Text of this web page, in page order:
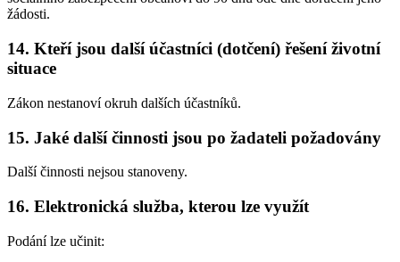
žádosti.
14. Kteří jsou další účastníci (dotčení) řešení životní
situace
Zákon nestanoví okruh dalších účastníků.
15. Jaké další činnosti jsou po žadateli požadovány
Další činnosti nejsou stanoveny.
16. Elektronická služba, kterou lze využít
Podání lze učinit: